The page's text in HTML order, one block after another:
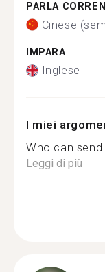
PARLA
Cinese
IMPARA
Inglese
I miei
Who can send
Leggi di più